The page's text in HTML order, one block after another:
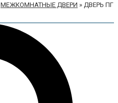
МЕЖКОМНАТНЫЕ ДВЕРИ » ДВЕРЬ ПГ